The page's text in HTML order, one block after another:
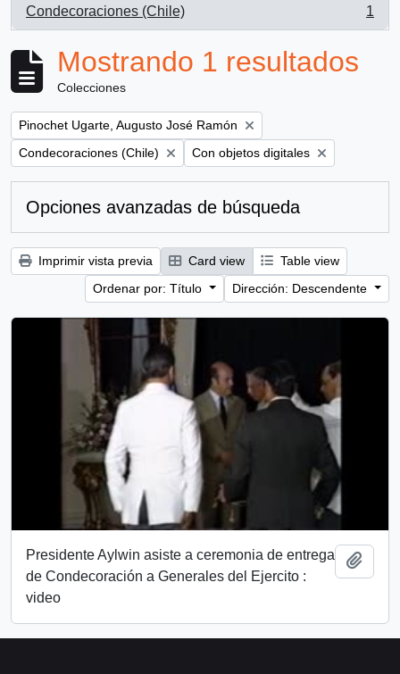
Condecoraciones (Chile)
, 1 resultados
1
Mostrando 1 resultados
Colecciones
Remove filter:
Pinochet Ugarte, Augusto José Ramón
Remove filter:
Condecoraciones (Chile) Remove filter:
Con objetos digitales
Opciones avanzadas de búsqueda
Imprimir vista previa Card view
Table view
Ordenar por: Título
Dirección: Descendente
Presidente Aylwin asiste a ceremonia de entrega
de Condecoración a Generales del Ejercito :
video